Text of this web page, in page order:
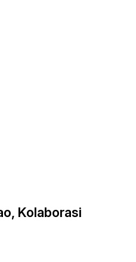
Kolaborasi